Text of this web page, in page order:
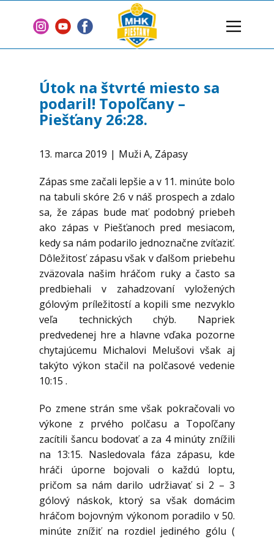
Domov
Tímy
Články
Zmluvy
Kontakt
Útok na štvrté miesto sa
podaril! Topoľčany –
Piešťany 26:28.
13. marca 2019 Muži A, Zápasy
Zápas sme začali lepšie a v 11. minúte bolo
na tabuli skóre 2:6 v náš prospech a zdalo
sa, že zápas bude mať podobný priebeh
ako zápas v Piešťanoch pred mesiacom,
kedy sa nám podarilo jednoznačne zvíťaziť.
Dôležitosť zápasu však v ďalšom priebehu
zväzovala našim hráčom ruky a často sa
predbiehali v zahadzovaní vyložených
gólovým príležitostí a kopili sme nezvyklo
veľa technických chýb. Napriek
predvedenej hre a hlavne vďaka pozorne
chytajúcemu Michalovi Melušovi však aj
takýto výkon stačil na polčasové vedenie
10:15 .
Po zmene strán sme však pokračovali vo
výkone z prvého polčasu a Topoľčany
zacítili šancu bodovať a za 4 minúty znížili
na 13:15. Nasledovala fáza zápasu, kde
hráči úporne bojovali o každú loptu,
pričom sa nám darilo udržiavať si 2 – 3
gólový náskok, ktorý sa však domácim
hráčom bojovným výkonom poradilo v 50.
minúte znížiť na rozdiel jediného gólu (